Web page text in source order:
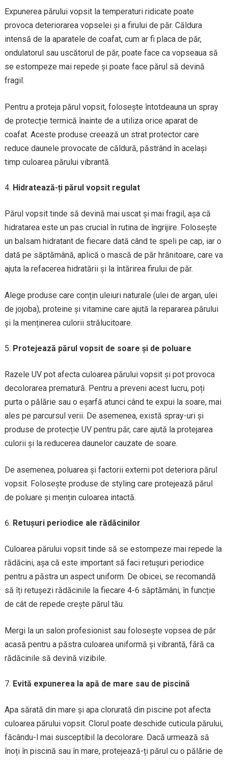
Expunerea părului vopsit la temperaturi ridicate poate
provoca deteriorarea vopselei și a firului de păr. Căldura
intensă de la aparatele de coafat, cum ar fi placa de păr,
ondulatorul sau uscătorul de păr, poate face ca vopseaua să
se estompeze mai repede și poate face părul să devină
fragil.
Pentru a proteja părul vopsit, folosește întotdeauna un spray
de protecție termică înainte de a utiliza orice aparat de
coafat. Aceste produse creează un strat protector care
reduce daunele provocate de căldură, păstrând în același
timp culoarea părului vibrantă.
Hidratează-ți părul vopsit regulat
Părul vopsit tinde să devină mai uscat și mai fragil, așa că
hidratarea este un pas crucial în rutina de îngrijire. Folosește
un balsam hidratant de fiecare dată când te speli pe cap, iar o
dată pe săptămână, aplică o mască de păr hrănitoare, care va
ajuta la refacerea hidratării și la întărirea firului de păr.
Alege produse care conțin uleiuri naturale (ulei de argan, ulei
de jojoba), proteine și vitamine care ajută la repararea părului
și la menținerea culorii strălucitoare.
Protejează părul vopsit de soare și de poluare
Razele UV pot afecta culoarea părului vopsit și pot provoca
decolorarea prematură. Pentru a preveni acest lucru, poți
purta o pălărie sau o eșarfă atunci când te expui la soare, mai
ales pe parcursul verii. De asemenea, există spray-uri și
produse de protecție UV pentru păr, care ajută la protejarea
culorii și la reducerea daunelor cauzate de soare.
De asemenea, poluarea și factorii externi pot deteriora părul
vopsit. Folosește produse de styling care protejează părul
de poluare și mențin culoarea intactă.
Retușuri periodice ale rădăcinilor
Culoarea părului vopsit tinde să se estompeze mai repede la
rădăcini, așa că este important să faci retușuri periodice
pentru a păstra un aspect uniform. De obicei, se recomandă
să îți retușezi rădăcinile la fiecare 4-6 săptămâni, în funcție
de cât de repede crește părul tău.
Mergi la un salon profesionist sau folosește vopsea de păr
acasă pentru a păstra culoarea uniformă și vibrantă, fără ca
rădăcinile să devină vizibile.
Evită expunerea la apă de mare sau de piscină
Apa sărată din mare și apa clorurată din piscine pot afecta
culoarea părului vopsit. Clorul poate deschide cuticula părului,
făcându-l mai susceptibil la decolorare. Dacă urmează să
înoți în piscină sau în mare, protejează-ți părul cu o pălărie de